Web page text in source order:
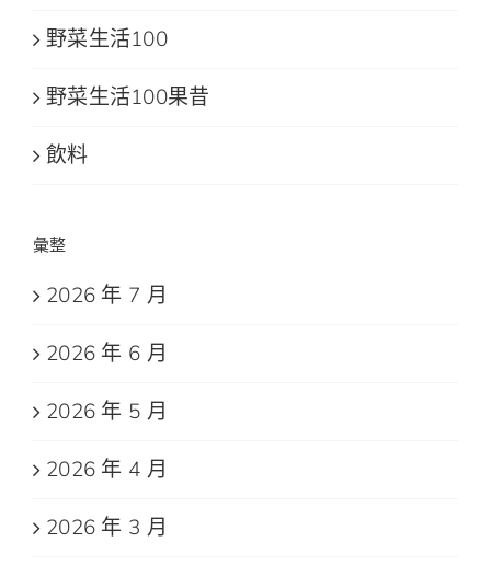
野菜生活100
野菜生活100果昔
飲料
彙整
2026 年 7 月
2026 年 6 月
2026 年 5 月
2026 年 4 月
2026 年 3 月